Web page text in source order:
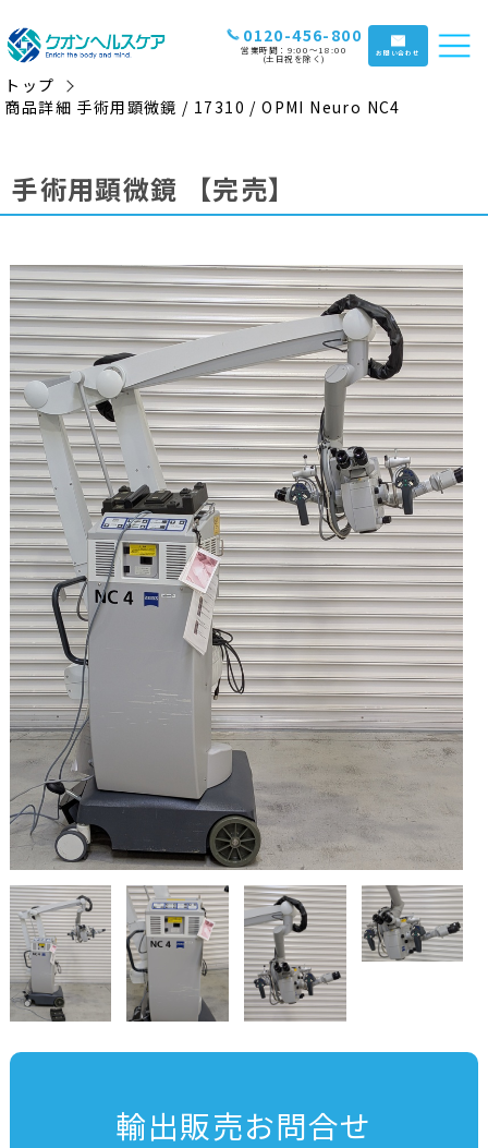
0120-456-800
営業時間：9:00〜18:00
(土日祝を除く) お問い合わせ
トップ
商品詳細 手術用顕微鏡 / 17310 / OPMI Neuro NC4
手術用顕微鏡 【完売】
輸出販売お問合せ